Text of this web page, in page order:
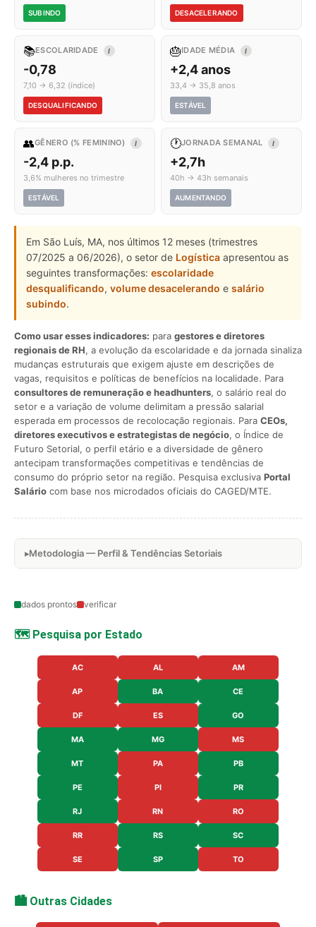
SUBINDO DESACELERANDO
📚ESCOLARIDADE I
-0,78
7,10 → 6,32 (índice)
DESQUALIFICANDO
🎂IDADE MÉDIA I
+2,4 anos
33,4 → 35,8 anos
ESTÁVEL
👥GÊNERO (% FEMININO) I
-2,4 p.p.
3,6% mulheres no trimestre
ESTÁVEL
🕐JORNADA SEMANAL I
+2,7h
40h → 43h semanais
AUMENTANDO
Em São Luís, MA, nos últimos 12 meses (trimestres
07/2025 a 06/2026), o setor de Logística apresentou as
seguintes transformações: escolaridade
desqualificando, volume desacelerando e salário
subindo.
Como usar esses indicadores: para gestores e diretores
regionais de RH, a evolução da escolaridade e da jornada sinaliza
mudanças estruturais que exigem ajuste em descrições de
vagas, requisitos e políticas de benefícios na localidade. Para
consultores de remuneração e headhunters, o salário real do
setor e a variação de volume delimitam a pressão salarial
esperada em processos de recolocação regionais. Para CEOs,
diretores executivos e estrategistas de negócio, o Índice de
Futuro Setorial, o perfil etário e a diversidade de gênero
antecipam transformações competitivas e tendências de
consumo do próprio setor na região. Pesquisa exclusiva Portal
Salário com base nos microdados oficiais do CAGED/MTE.
Metodologia — Perfil & Tendências Setoriais
dados prontos verificar
🗺️ Pesquisa por Estado
AC AL AM
AP BA CE
DF ES GO
MA MG MS
MT PA PB
PE PI PR
RJ RN RO
RR RS SC
SE SP TO
🏙️ Outras Cidades